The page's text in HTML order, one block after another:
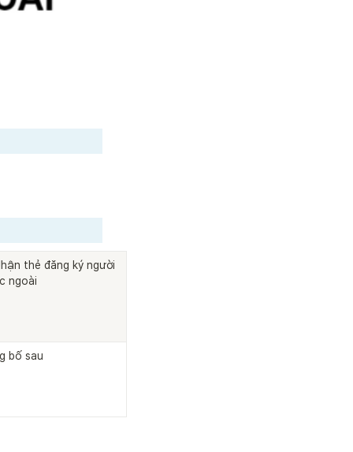
thẻ đăng ký người
ngoài
bố sau